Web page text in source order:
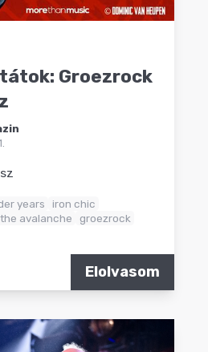
Groezrock
years
iron chic
avalanche
groezrock
Elolvasom